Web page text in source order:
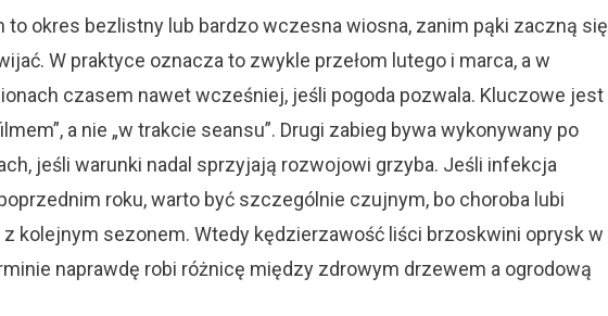
to okres bezlistny lub bardzo wczesna wiosna, zanim pąki zaczną się
W praktyce oznacza to zwykle przełom lutego i marca, a w
czasem nawet wcześniej, jeśli pogoda pozwala. Kluczowe jest
a nie „w trakcie seansu”. Drugi zabieg bywa wykonywany po
jeśli warunki nadal sprzyjają rozwojowi grzyba. Jeśli infekcja
roku, warto być szczególnie czujnym, bo choroba lubi
z kolejnym sezonem. Wtedy kędzierzawość liści brzoskwini oprysk w
naprawdę robi różnicę między zdrowym drzewem a ogrodową